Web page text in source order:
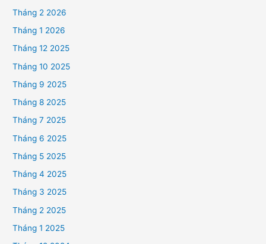
Tháng 2 2026
Tháng 1 2026
Tháng 12 2025
Tháng 10 2025
Tháng 9 2025
Tháng 8 2025
Tháng 7 2025
Tháng 6 2025
Tháng 5 2025
Tháng 4 2025
Tháng 3 2025
Tháng 2 2025
Tháng 1 2025